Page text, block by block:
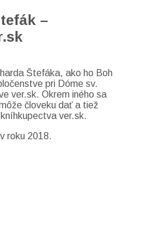
–
Štefáka, ako ho Boh
pri Dóme sv.
ver.sk. Okrem iného sa
človeku dať a tiež
ver.sk.
roku 2018.